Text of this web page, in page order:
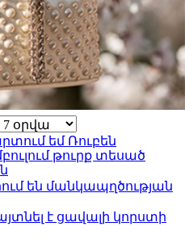
եմ Ռուբեն
թուրք տեսած
են մանկապղծության
է ցավալի կորստի